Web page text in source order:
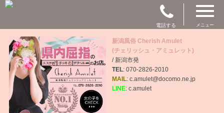
電話する メニュー
新潟風俗 Cherish Amulet
(チェリッシュ・アミュレット)
/ 新潟市発
TEL: 070-2826-2010
MAIL: c.amulet@docomo.ne.jp
LINE: c.amulet